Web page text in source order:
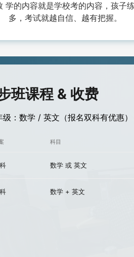
学的内容就是学校考的内容，孩子
多，考试就越自信、越有把握。
班课程 & 收费
级：数学 / 英文（报名双科有优惠）
科目
数学 或 英文
数学 + 英文